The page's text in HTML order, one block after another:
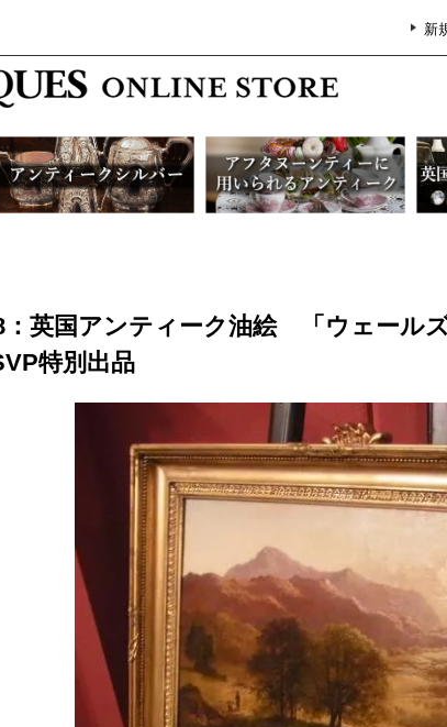
新
：英国アンティーク油絵 「ウェール
特別出品